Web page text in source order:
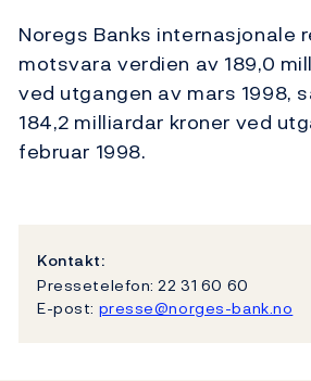
Noregs Banks internasjonale
motsvara verdien av 189,0
ved utgangen av mars 1998,
184,2 milliardar kroner ved
februar 1998.
Kontakt:
Pressetelefon: 22 31 60 60
E-post: presse@norges-bank.no